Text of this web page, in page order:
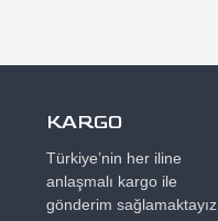
KARGO
Türkiye’nin her iline
anlaşmalı kargo ile
gönderim sağlamaktayız.